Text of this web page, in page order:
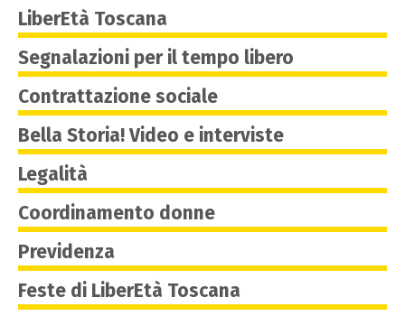
LiberEtà Toscana
Segnalazioni per il tempo libero
Contrattazione sociale
Bella Storia! Video e interviste
Legalità
Coordinamento donne
Previdenza
Feste di LiberEtà Toscana